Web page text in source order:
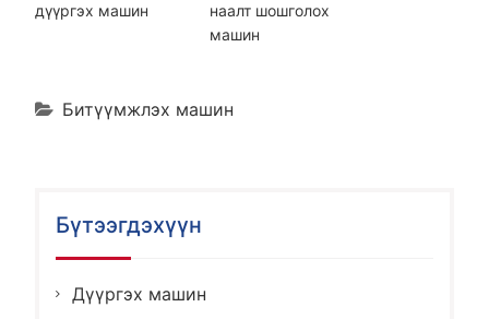
дүүргэх машин
наалт шошголох
машин
Битүүмжлэх машин
Бүтээгдэхүүн
Дүүргэх машин